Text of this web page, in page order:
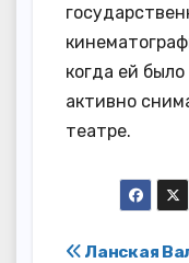
когда ей
активно
театре.
Ланская